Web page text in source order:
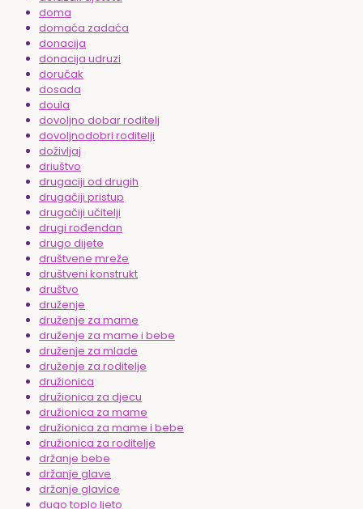
doma
domaća zadaća
donacija
donacija udruzi
doručak
dosada
doula
dovoljno dobar roditelj
dovoljnodobri roditelji
doživljaj
driuštvo
drugaciji od drugih
drugačiji pristup
drugačiji učitelji
drugi rođendan
drugo dijete
društvene mreže
društveni konstrukt
društvo
druženje
druženje za mame
druženje za mame i bebe
druženje za mlade
druženje za roditelje
družionica
družionica za djecu
družionica za mame
družionica za mame i bebe
družionica za roditelje
držanje bebe
držanje glave
držanje glavice
dugo toplo ljeto